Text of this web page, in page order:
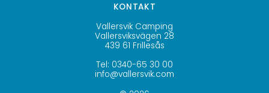
KONTAKT
Vallersvik Camping
Vallersviksvägen 28
439 61 Frillesås
Tel: 0340-65 30 00
info@vallersvik.com